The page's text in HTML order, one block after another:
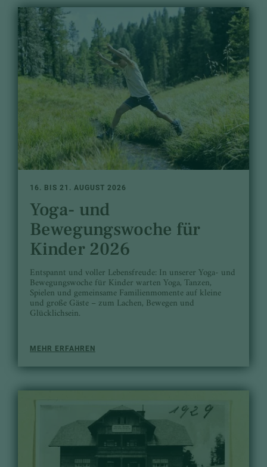
16. BIS 21. AUGUST 2026
Yoga- und
Bewegungswoche für
Kinder 2026
Entspannt und voller Lebensfreude: In unserer Yoga- und
Bewegungswoche für Kinder warten Yoga, Tanzen,
Spielen und gemeinsame Familienmomente auf kleine
und große Gäste – zum Lachen, Bewegen und
Glücklichsein.
MEHR ERFAHREN